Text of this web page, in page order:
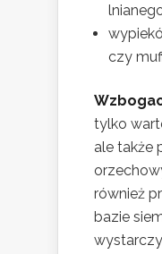
czy
tylko
ale także
również
bazie